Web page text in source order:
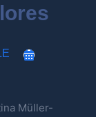
Müller-